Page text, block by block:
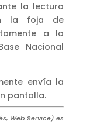
la lectura
la foja de
a la
Nacional
envía la
pantalla.
Web Service) es